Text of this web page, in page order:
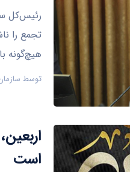
رئیس‌کل
تجمع را
هیچ‌گونه
توسط
است